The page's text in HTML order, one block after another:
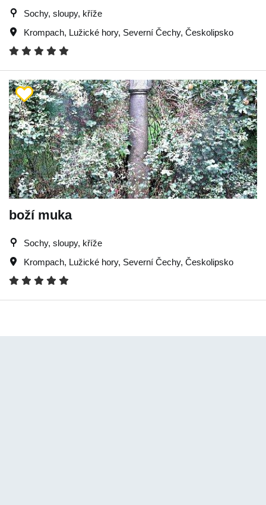
Sochy, sloupy, kříže
Krompach, Lužické hory, Severní Čechy, Českolipsko
boží muka
Sochy, sloupy, kříže
Krompach, Lužické hory, Severní Čechy, Českolipsko